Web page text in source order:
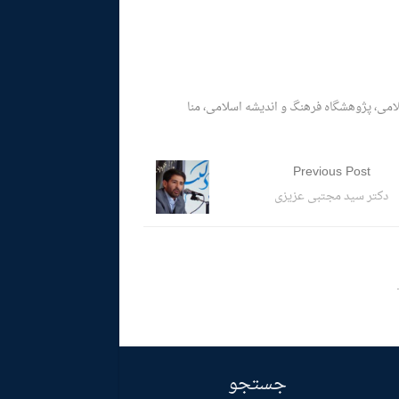
پژوهشگاه فرهنگ و اندیشه اسلامی، منا
Previous Post
دکتر سید مجتبی عزیزی
جستجو